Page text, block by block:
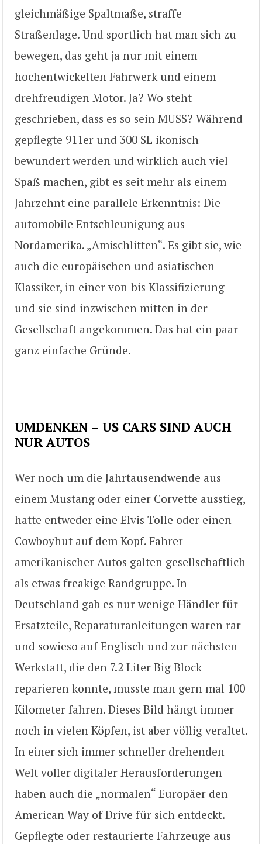
gleichmäßige Spaltmaße, straffe
Straßenlage. Und sportlich hat man sich zu
bewegen, das geht ja nur mit einem
hochentwickelten Fahrwerk und einem
drehfreudigen Motor. Ja? Wo steht
geschrieben, dass es so sein MUSS? Während
gepflegte 911er und 300 SL ikonisch
bewundert werden und wirklich auch viel
Spaß machen, gibt es seit mehr als einem
Jahrzehnt eine parallele Erkenntnis: Die
automobile Entschleunigung aus
Nordamerika. „Amischlitten“. Es gibt sie, wie
auch die europäischen und asiatischen
Klassiker, in einer von-bis Klassifizierung
und sie sind inzwischen mitten in der
Gesellschaft angekommen. Das hat ein paar
ganz einfache Gründe.
UMDENKEN – US CARS SIND AUCH
NUR AUTOS
Wer noch um die Jahrtausendwende aus
einem Mustang oder einer Corvette ausstieg,
hatte entweder eine Elvis Tolle oder einen
Cowboyhut auf dem Kopf. Fahrer
amerikanischer Autos galten gesellschaftlich
als etwas freakige Randgruppe. In
Deutschland gab es nur wenige Händler für
Ersatzteile, Reparaturanleitungen waren rar
und sowieso auf Englisch und zur nächsten
Werkstatt, die den 7.2 Liter Big Block
reparieren konnte, musste man gern mal 100
Kilometer fahren. Dieses Bild hängt immer
noch in vielen Köpfen, ist aber völlig veraltet.
In einer sich immer schneller drehenden
Welt voller digitaler Herausforderungen
haben auch die „normalen“ Europäer den
American Way of Drive für sich entdeckt.
Gepflegte oder restaurierte Fahrzeuge aus